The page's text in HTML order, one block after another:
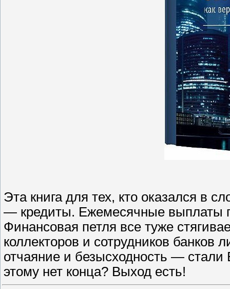
Эта книга для тех, кто оказался в
— кредиты. Ежемесячные выплаты
Финансовая петля все туже
коллекторов и сотрудников
отчаяние и безысходность —
этому нет конца? Выход есть!